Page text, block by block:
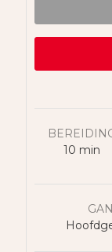
10 min